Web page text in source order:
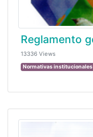
13336 Views
Normativas institucionales